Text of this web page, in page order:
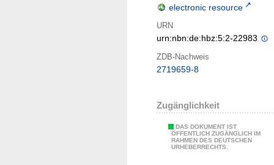
electronic resource
URN
urn:nbn:de:hbz:5:2-22983
ZDB-Nachweis
2719659-8
Zugänglichkeit
DAS DOKUMENT IST
ÖFFENTLICH ZUGÄNGLICH IM
RAHMEN DES DEUTSCHEN
URHEBERRECHTS.